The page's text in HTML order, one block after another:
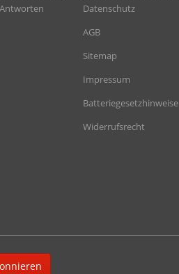
Datenschutz
AGB
Sitemap
Impressum
Batteriegesetzhinweise
Widerrufsrecht